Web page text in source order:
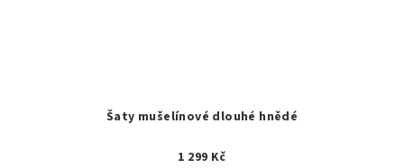
Šaty mušelínové dlouhé hnědé
1 299 Kč